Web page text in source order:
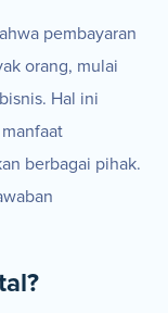
pembayaran
orang, mulai
Hal ini
berbagai pihak.